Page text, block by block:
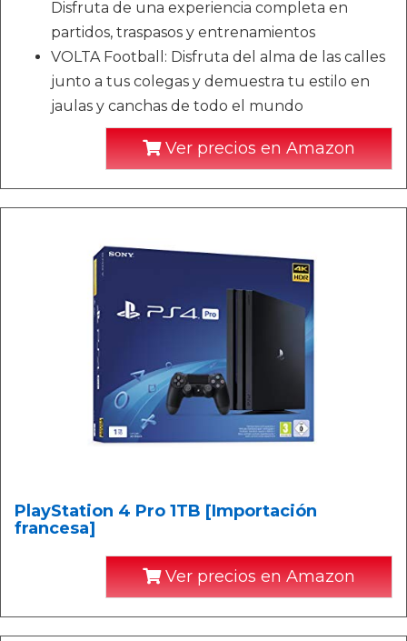
Disfruta de una experiencia completa en
partidos, traspasos y entrenamientos
VOLTA Football: Disfruta del alma de las calles
junto a tus colegas y demuestra tu estilo en
jaulas y canchas de todo el mundo
Ver precios en Amazon
PlayStation 4 Pro 1TB [Importación
francesa]
Ver precios en Amazon